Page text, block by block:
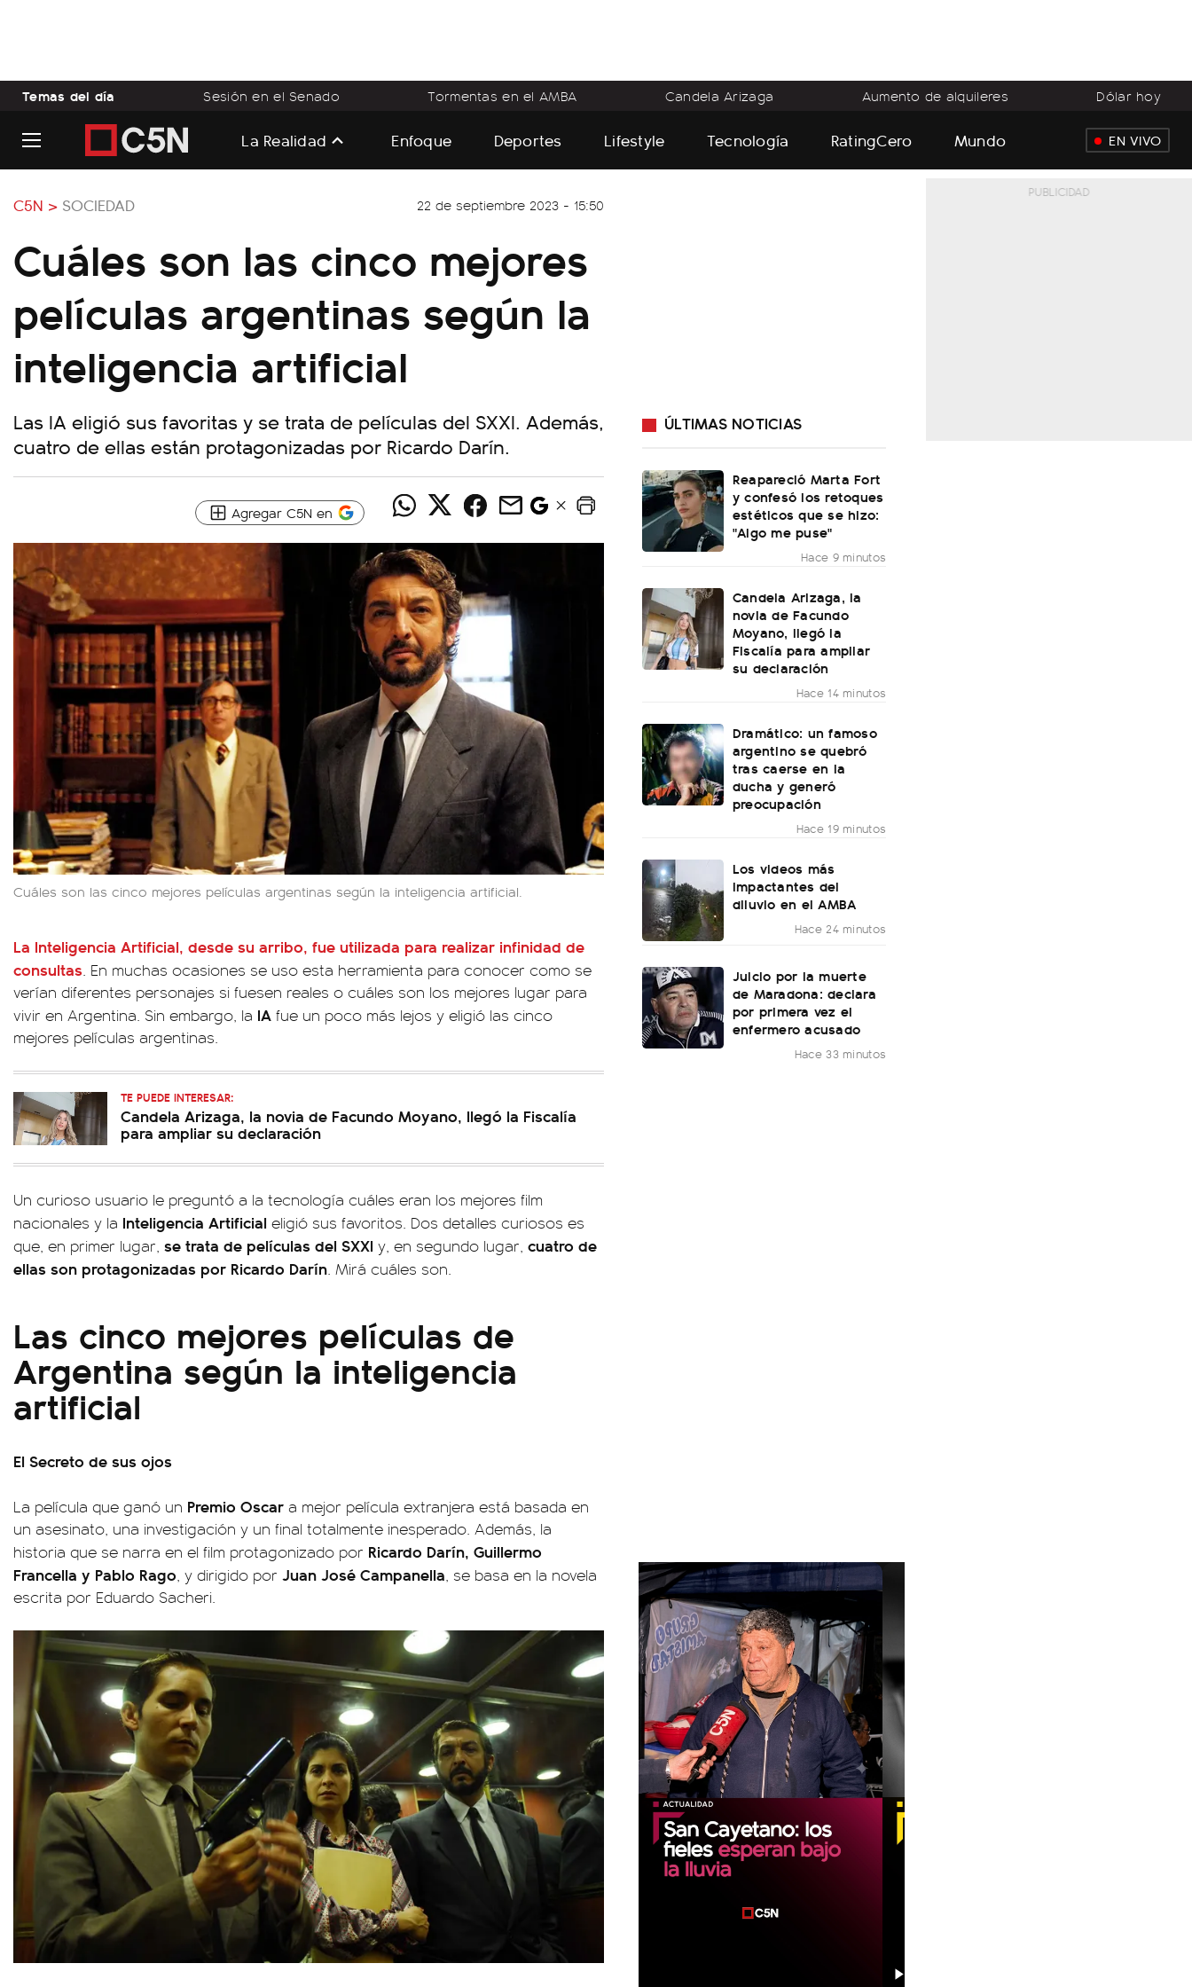
Temas del día Sesión en el Senado Tormentas en el AMBA Candela Arizaga Aumento de alquileres Dólar hoy
La Realidad Enfoque Deportes Lifestyle Tecnología RatingCero Mundo EN VIVO
C5N > SOCIEDAD 22 de septiembre 2023 - 15:50
Cuáles son las cinco mejores
películas argentinas según la
inteligencia artificial
Las IA eligió sus favoritas y se trata de películas del SXXI. Además,
cuatro de ellas están protagonizadas por Ricardo Darín.
Agregar C5N en
Cuáles son las cinco mejores películas argentinas según la inteligencia artificial.
La Inteligencia Artificial, desde su arribo, fue utilizada para realizar infinidad de
consultas. En muchas ocasiones se uso esta herramienta para conocer como se
verían diferentes personajes si fuesen reales o cuáles son los mejores lugar para
vivir en Argentina. Sin embargo, la IA fue un poco más lejos y eligió las cinco
mejores películas argentinas.
TE PUEDE INTERESAR:
Candela Arizaga, la novia de Facundo Moyano, llegó la Fiscalía
para ampliar su declaración
Un curioso usuario le preguntó a la tecnología cuáles eran los mejores film
nacionales y la Inteligencia Artificial eligió sus favoritos. Dos detalles curiosos es
que, en primer lugar, se trata de películas del SXXI y, en segundo lugar, cuatro de
ellas son protagonizadas por Ricardo Darín. Mirá cuáles son.
Las cinco mejores películas de
Argentina según la inteligencia
artificial
El Secreto de sus ojos
La película que ganó un Premio Oscar a mejor película extranjera está basada en
un asesinato, una investigación y un final totalmente inesperado. Además, la
historia que se narra en el film protagonizado por Ricardo Darín, Guillermo
Francella y Pablo Rago, y dirigido por Juan José Campanella, se basa en la novela
escrita por Eduardo Sacheri.
ÚLTIMAS NOTICIAS
Reapareció Marta Fort
y confesó los retoques
estéticos que se hizo:
"Algo me puse"
Hace 9 minutos
Candela Arizaga, la
novia de Facundo
Moyano, llegó la
Fiscalía para ampliar
su declaración
Hace 14 minutos
Dramático: un famoso
argentino se quebró
tras caerse en la
ducha y generó
preocupación
Hace 19 minutos
Los videos más
impactantes del
diluvio en el AMBA
Hace 24 minutos
Juicio por la muerte
de Maradona: declara
por primera vez el
enfermero acusado
Hace 33 minutos
00:00